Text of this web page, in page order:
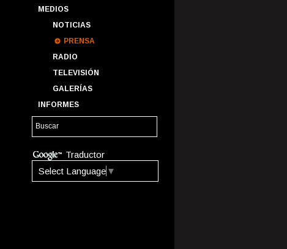
MEDIOS
NOTICIAS
PRENSA
RADIO
TELEVISIÓN
GALERÍAS
INFORMES
Traductor
Select Language ▼